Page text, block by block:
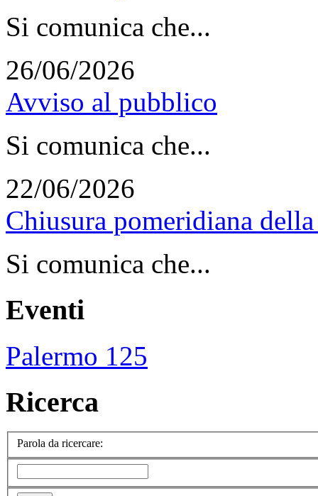
Si comunica che...
26/06/2026
Avviso al pubblico
Si comunica che...
22/06/2026
Chiusura pomeridiana
Si comunica che...
Eventi
Palermo 125
Ricerca
Parola da ricercare: